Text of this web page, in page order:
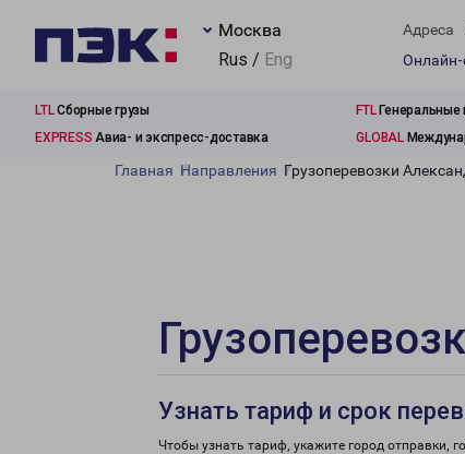
Москва
Rus / Eng
Адреса
Онлайн-
LTLСборные грузы FTLГенеральные
EXPRESS Авиа- и экспресс-доставка GLOBAL
Главная Направления Грузоперевозки
Узнать тариф и срок
Чтобы узнать тариф, укажите город отправки,